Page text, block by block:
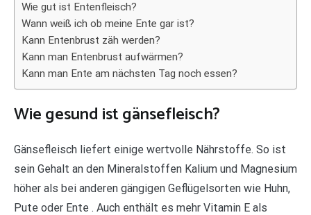
Wie gut ist Entenfleisch?
Wann weiß ich ob meine Ente gar ist?
Kann Entenbrust zäh werden?
Kann man Entenbrust aufwärmen?
Kann man Ente am nächsten Tag noch essen?
Wie gesund ist gänsefleisch?
Gänsefleisch liefert einige wertvolle Nährstoffe. So ist
sein Gehalt an den Mineralstoffen Kalium und Magnesium
höher als bei anderen gängigen Geflügelsorten wie Huhn,
Pute oder Ente . Auch enthält es mehr Vitamin E als